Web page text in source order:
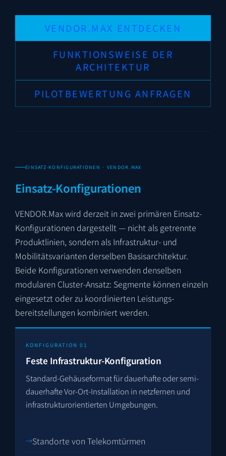
VENDOR.MAX ENTDECKEN
FUNKTIONSWEISE DER
ARCHITEKTUR
PILOTBEWERTUNG ANFRAGEN
EINSATZ-KONFIGURATIONEN · VENDOR.MAX
Einsatz-Konfigurationen
VENDOR.Max wird derzeit in zwei primären Einsatz-
Konfigurationen dargestellt — nicht als getrennte
Produktlinien, sondern als Infrastruktur- und
Mobilitätsvarianten derselben Basis­architektur.
Beide Konfigurationen verwenden denselben
modularen Cluster-Ansatz: Segmente können einzeln
eingesetzt oder zu koordinierten Leistungs­
bereitstellungen kombiniert werden.
KONFIGURATION 01
Feste Infrastruktur-Konfiguration
Standard-Gehäuseformat für dauerhafte oder semi-
dauerhafte Vor-Ort-Installation in netzfernen und
infrastruktur­orientierten Umgebungen.
Standorte von Telekom­türmen